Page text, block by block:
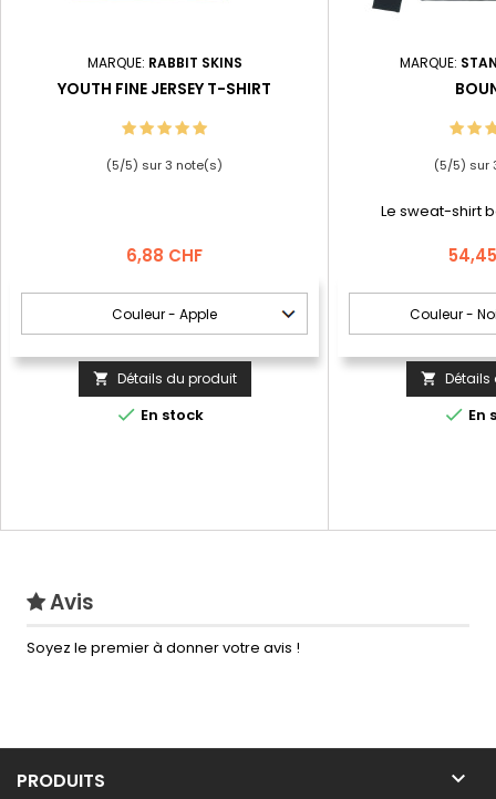
MARQUE: RABBIT SKINS
YOUTH FINE JERSEY T-SHIRT
(5/5) sur3 note(s)
Prix
6,88 CHF
 Détails du produit
 En stock
MARQUE:
(5/5) sur
Le sweat-shirt
Prix
 Détails
 En
Avis
Soyez le premier à donner votre avis !
PRODUITS 